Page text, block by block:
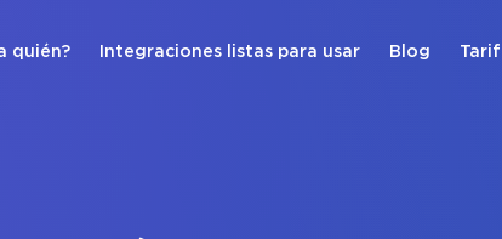
quién? Integraciones listas para usar Blog